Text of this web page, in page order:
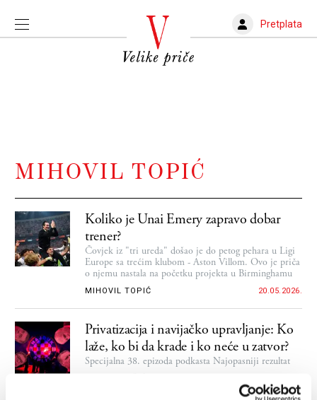
Pretplata
MIHOVIL TOPIĆ
Koliko je Unai Emery zapravo dobar
trener?
Čovjek iz "tri ureda" došao je do petog pehara u Ligi
Europe sa trećim klubom - Aston Villom. Ovo je priča
o njemu nastala na početku projekta u Birminghamu
MIHOVIL TOPIĆ 20.05.2026.
Privatizacija i navijačko upravljanje: Ko
laže, ko bi da krade i ko neće u zatvor?
Specijalna 38. epizoda podkasta Najopasniji rezultat